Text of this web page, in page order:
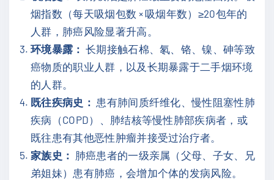
烟指数（每天吸烟包数 × 吸烟年数）≥20包年的
人群，肺癌风险显著升高。
环境暴露： 长期接触石棉、氡、铬、镍、砷等致
癌物质的职业人群，以及长期暴露于二手烟环境
的人群。
既往疾病史： 患有肺间质纤维化、慢性阻塞性肺
疾病（COPD）、肺结核等慢性肺部疾病者，或
既往患有其他恶性肿瘤并接受过治疗者。
家族史： 肺癌患者的一级亲属（父母、子女、兄
弟姐妹）患有肺癌，会增加个体的发病风险。